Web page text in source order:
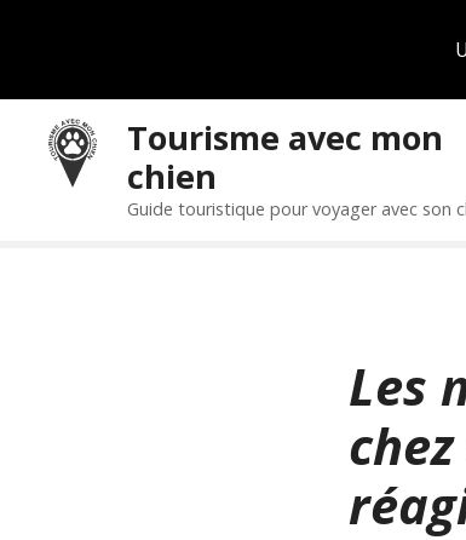
Tourisme avec mon
chien
Guide touristique pour voyager avec son
Les